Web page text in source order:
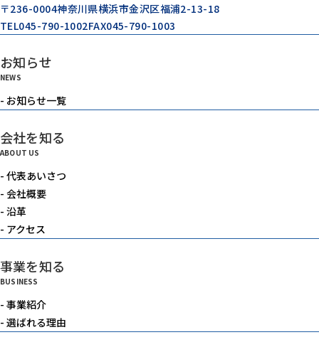
〒236-0004神奈川県横浜市金沢区福浦2-13-18
TEL045-790-1002FAX045-790-1003
お知らせ
NEWS
- お知らせ一覧
会社を知る
ABOUT US
- 代表あいさつ
- 会社概要
- 沿革
- アクセス
事業を知る
BUSINESS
- 事業紹介
- 選ばれる理由